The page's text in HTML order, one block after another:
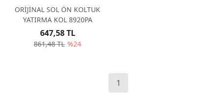
ORİJİNAL SOL ÖN KOLTUK
YATIRMA KOL 8920PA
861,48 TL %24
647,58 TL
1